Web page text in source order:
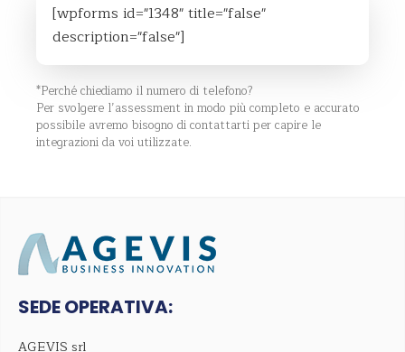
[wpforms id="1348" title="false"
description="false"]
*Perché chiediamo il numero di telefono?
Per svolgere l’assessment in modo più completo e accurato
possibile avremo bisogno di contattarti per capire le
integrazioni da voi utilizzate.
SEDE OPERATIVA:
AGEVIS srl